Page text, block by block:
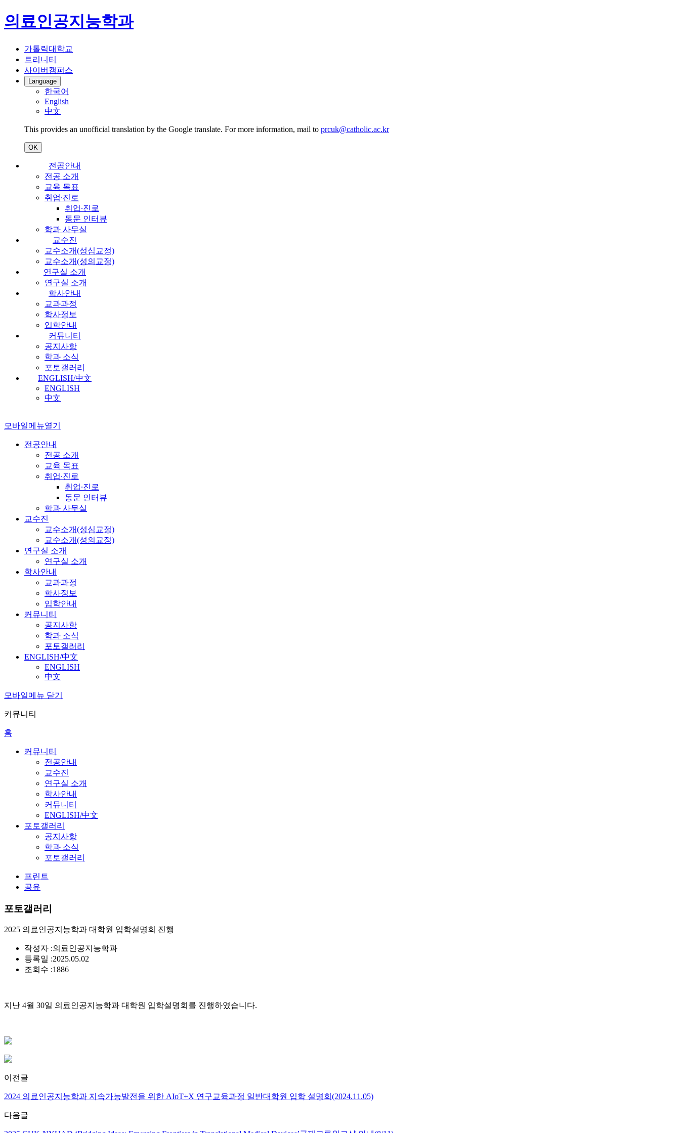
의료인공지능학과
가톨릭대학교
트리니티
사이버캠퍼스
Language
한국어
English
中文
This provides an unofficial translation by the Google translate. For more information, mail to prcuk@catholic.ac.kr
OK
전공안내
전공 소개
교육 목표
취업∙진로
취업∙진로
동문 인터뷰
학과 사무실
교수진
교수소개(성심교정)
교수소개(성의교정)
연구실 소개
연구실 소개
학사안내
교과과정
학사정보
입학안내
커뮤니티
공지사항
학과 소식
포토갤러리
ENGLISH/中文
ENGLISH
中文
모바일메뉴열기
전공안내
전공 소개
교육 목표
취업∙진로
취업∙진로
동문 인터뷰
학과 사무실
교수진
교수소개(성심교정)
교수소개(성의교정)
연구실 소개
연구실 소개
학사안내
교과과정
학사정보
입학안내
커뮤니티
공지사항
학과 소식
포토갤러리
ENGLISH/中文
ENGLISH
中文
모바일메뉴 닫기
커뮤니티
홈
커뮤니티
전공안내
교수진
연구실 소개
학사안내
커뮤니티
ENGLISH/中文
포토갤러리
공지사항
학과 소식
포토갤러리
프린트
공유
포토갤러리
2025 의료인공지능학과 대학원 입학설명회 진행
작성자 :의료인공지능학과
등록일 :2025.05.02
조회수 :1886
지난 4월 30일 의료인공지능학과 대학원 입학설명회를 진행하였습니다.
이전글
2024 의료인공지능학과 지속가능발전을 위한 AIoT+X 연구교육과정 일반대학원 입학 설명회(2024.11.05)
다음글